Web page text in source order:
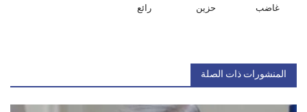
غاضب حزين رائع
المنشورات ذات الصلة